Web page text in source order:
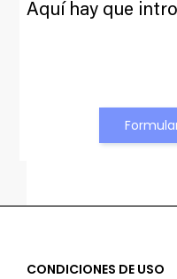
Aquí hay que
CONDICIONES DE USO